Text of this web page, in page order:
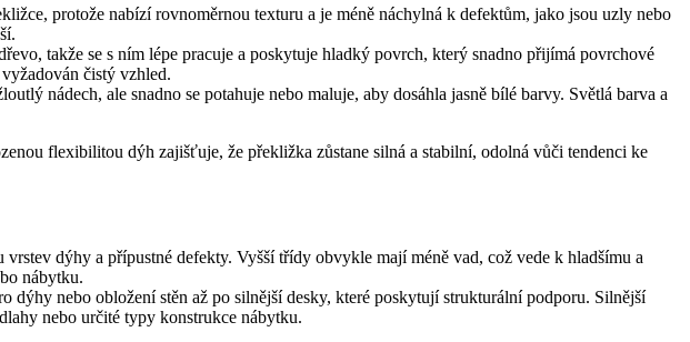
protože nabízí rovnoměrnou texturu a je méně náchylná k defektům, jako jsou uzly nebo
takže se s ním lépe pracuje a poskytuje hladký povrch, který snadno přijímá povrchové
čistý vzhled.
nádech, ale snadno se potahuje nebo maluje, aby dosáhla jasně bílé barvy. Světlá barva a
flexibilitou dýh zajišťuje, že překližka zůstane silná a stabilní, odolná vůči tendenci ke
dýhy a přípustné defekty. Vyšší třídy obvykle mají méně vad, což vede k hladšímu a
nábytku.
nebo obložení stěn až po silnější desky, které poskytují strukturální podporu. Silnější
nebo určité typy konstrukce nábytku.